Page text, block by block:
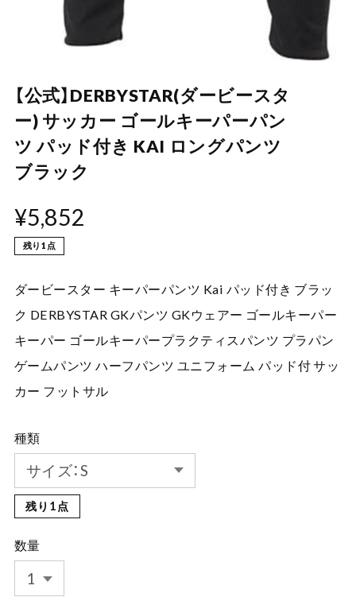
【公式】DERBYSTAR(ダービースタ
ー) サッカー ゴールキーパーパン
ツ パッド付き KAI ロングパンツ
ブラック
¥5,852
残り1点
ダービースター キーパーパンツ Kai パッド付き ブラッ
ク DERBYSTAR GKパンツ GKウェアー ゴールキーパー
キーパー ゴールキーパープラクティスパンツ プラパン
ゲームパンツ ハーフパンツ ユニフォーム パッド付 サッ
カー フットサル
種類
残り1点
数量